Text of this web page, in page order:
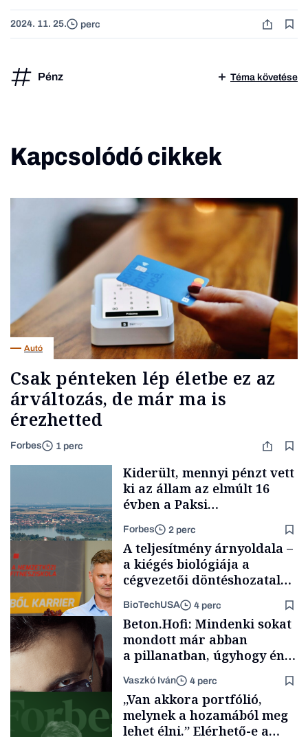
2024. 11. 25. perc
Pénz Téma követése
Kapcsolódó cikkek
Autó
Csak pénteken lép életbe ez az
árváltozás, de már ma is
érezhetted
Forbes 1 perc
Energia
Kiderült, mennyi pénzt vett
ki az állam az elmúlt 16
évben a Paksi
Atomerőműből
Forbes 2 perc
Content Lab HUB
A teljesítmény árnyoldala –
a kiégés biológiája a
cégvezetői döntéshozatal
BioTechUSA 4 perc
Beton.Hofi: Mindenki sokat
mondott már abban
a pillanatban, úgyhogy én
a legsarkosabb
gondolataimat akartam
kimondani
Vaszkó Iván 4 perc
„Van akkora portfólió,
melynek a hozamából meg
lehet élni.” Elérhető-e a